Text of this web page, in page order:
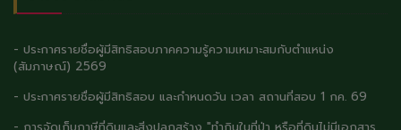
- ประกาศรายชื่อผู้มีสิทธิสอบภาคความรู้ความเหมาะสมกับตำแหน่ง
(สัมภาษณ์) 2569
- ประกาศรายชื่อผู้มีสิทธิสอบ และกำหนดวัน เวลา สถานที่สอบ 1 กค. 69